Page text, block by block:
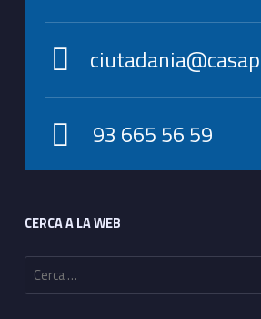
93 665 56 59
CERCA A LA WEB
Cerca: